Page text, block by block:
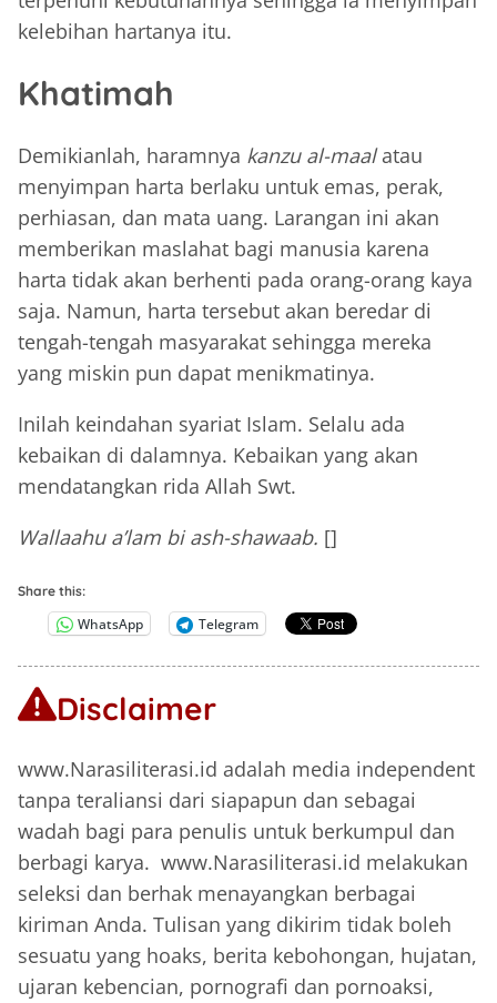
kelebihan hartanya itu.
Khatimah
Demikianlah, haramnya kanzu al-maalatau
menyimpan harta berlaku untuk emas, perak,
perhiasan, dan mata uang. Larangan ini akan
memberikan maslahat bagi manusia karena
harta tidak akan berhenti pada orang-orang kaya
saja. Namun, harta tersebut akan beredar di
tengah-tengah masyarakat sehingga mereka
yang miskin pun dapat menikmatinya.
Inilah keindahan syariat Islam. Selalu ada
kebaikan di dalamnya. Kebaikan yang akan
mendatangkan rida Allah Swt.
Wallaahu a’lam bi ash-shawaab. []
Share this:
WhatsApp Telegram
Disclaimer
www.Narasiliterasi.id adalah media independent
tanpa teraliansi dari siapapun dan sebagai
wadah bagi para penulis untuk berkumpul dan
berbagi karya. www.Narasiliterasi.id melakukan
seleksi dan berhak menayangkan berbagai
kiriman Anda. Tulisan yang dikirim tidak boleh
sesuatu yang hoaks, berita kebohongan, hujatan,
ujaran kebencian, pornografi dan pornoaksi,